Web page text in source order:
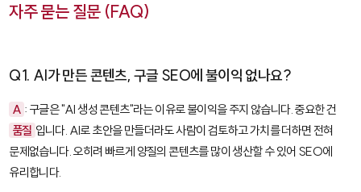
자주 묻는 질문 (FAQ)
Q1. AI가 만든 콘텐츠, 구글 SEO에 불이익 없나요?
A : 구글은 "AI 생성 콘텐츠"라는 이유로 불이익을 주지 않습니다. 중요한 건
품질 입니다. AI로 초안을 만들더라도 사람이 검토하고 가치를 더하면 전혀
문제없습니다. 오히려 빠르게 양질의 콘텐츠를 많이 생산할 수 있어 SEO에
유리합니다.